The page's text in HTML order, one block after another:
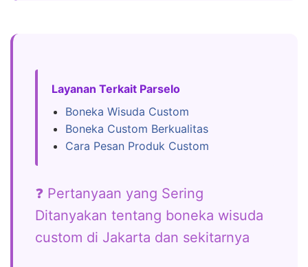
Layanan Terkait Parselo
Boneka Wisuda Custom
Boneka Custom Berkualitas
Cara Pesan Produk Custom
❓ Pertanyaan yang Sering
Ditanyakan tentang boneka wisuda
custom di Jakarta dan sekitarnya